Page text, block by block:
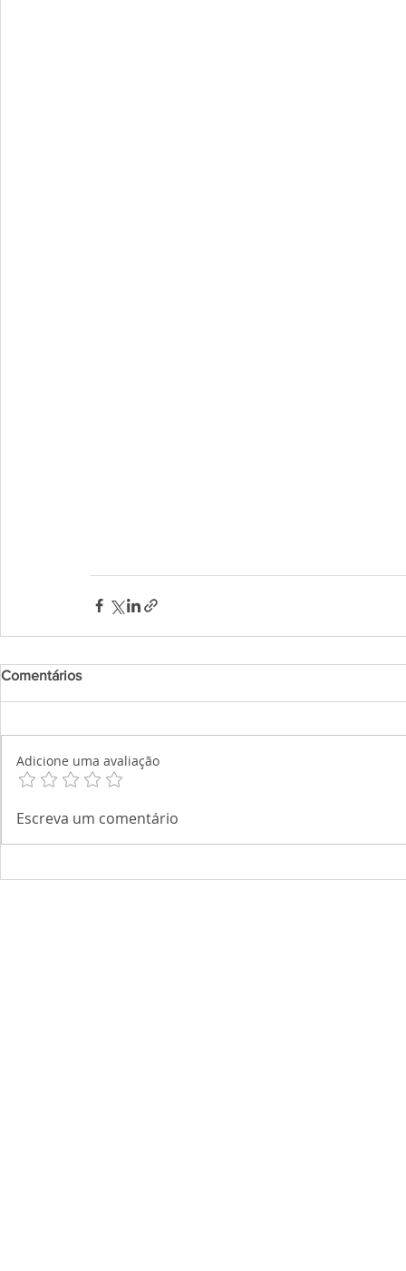
Comentários
Adicione uma avaliação
Escreva um comentário